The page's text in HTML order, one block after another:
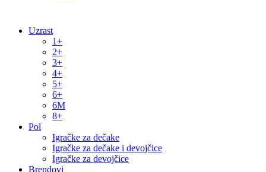
Uzrast
1+
2+
3+
4+
5+
6+
6M
8+
Pol
Igračke za dečake
Igračke za dečake i devojčice
Igračke za devojčice
Brendovi